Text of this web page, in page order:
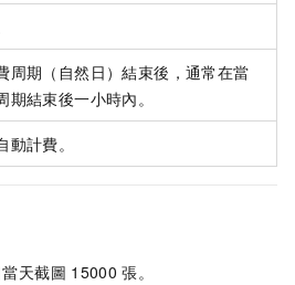
周期（自然日）結束後，通常在當
期結束後一小時內。
動計費。
當天截圖 15000 張。